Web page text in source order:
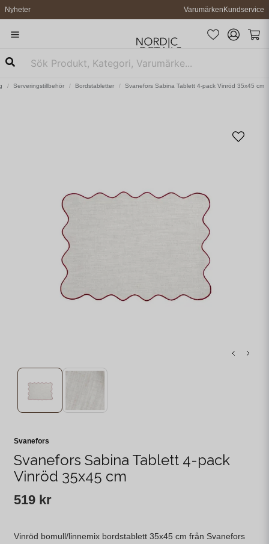
Nyheter VarumärkenKundservice
Serveringstillbehör Bordstabletter Svanefors Sabina Tablett 4-pack Vinröd 35x45 cm
Svanefors
Svanefors Sabina Tablett 4-pack
Vinröd 35x45 cm
519 kr
Vinröd bomull/linnemix bordstablett 35x45 cm från Svanefors